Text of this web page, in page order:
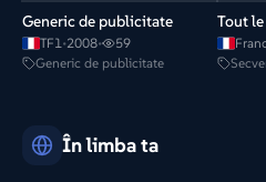
Generic de publicitate
TF1•2008•
59
Generic de publicitate
Tout
În limba ta